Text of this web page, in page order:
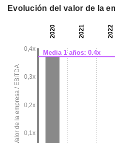
Evolución del valor de la